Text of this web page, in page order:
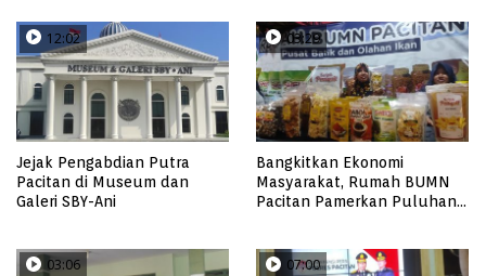
12:02
Jejak Pengabdian Putra
Pacitan di Museum dan
Galeri SBY-Ani
03:29
Bangkitkan Ekonomi
Masyarakat, Rumah BUMN
Pacitan Pamerkan Puluhan
03:06 07:00